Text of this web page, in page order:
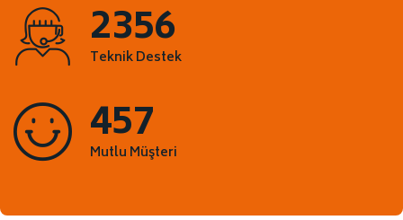
2356
Teknik Destek
457
Mutlu Müşteri